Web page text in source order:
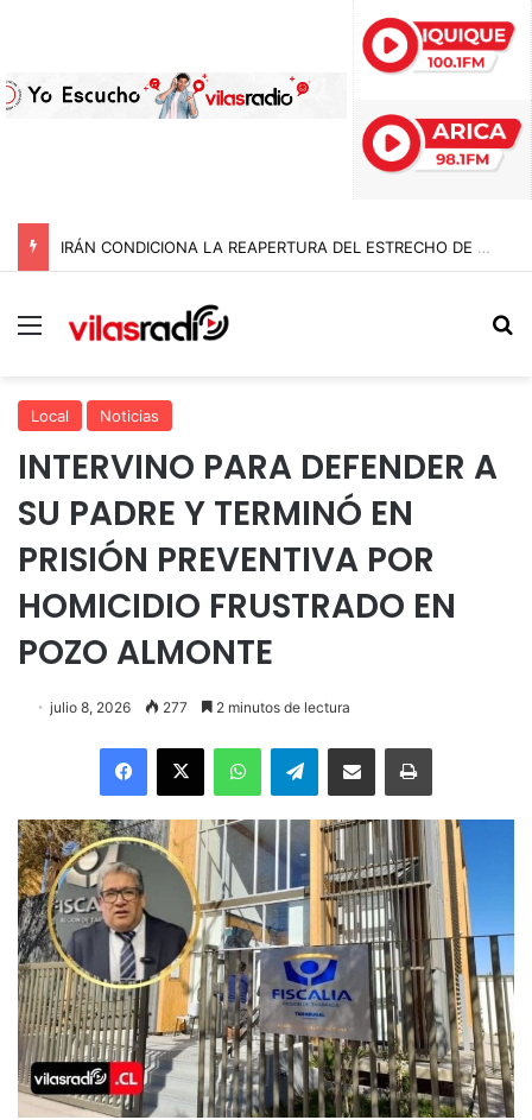
IRÁN CONDICIONA LA REAPERTURA DEL ESTRECHO DE ORMUZ Y EXIGE A ESTADOS UNIDOS EL FIN DEL BLOQUEO Y REPARACIONES DE GUERRA
Menú
Local Noticias
INTERVINO PARA DEFENDER A
SU PADRE Y TERMINÓ EN
PRISIÓN PREVENTIVA POR
HOMICIDIO FRUSTRADO EN
POZO ALMONTE
julio 8, 2026 277 2 minutos de lectura
Facebook
X WhatsAppTelegramEnviar vía email Imprimir